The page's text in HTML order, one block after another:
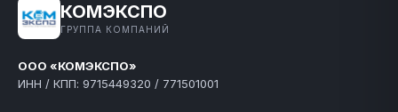
КОМЭКСПО
ГРУППА КОМПАНИЙ
ООО «КОМЭКСПО»
ИНН / КПП: 9715449320 / 771501001